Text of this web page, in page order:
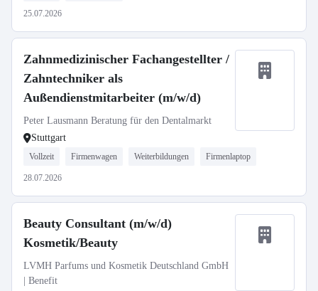
25.07.2026
Zahnmedizinischer Fachangestellter /
Zahntechniker als
Außendienstmitarbeiter (m/w/d)
Peter Lausmann Beratung für den Dentalmarkt
Stuttgart
Vollzeit Firmenwagen Weiterbildungen Firmenlaptop
28.07.2026
Beauty Consultant (m/w/d)
Kosmetik/Beauty
LVMH Parfums und Kosmetik Deutschland GmbH
| Benefit